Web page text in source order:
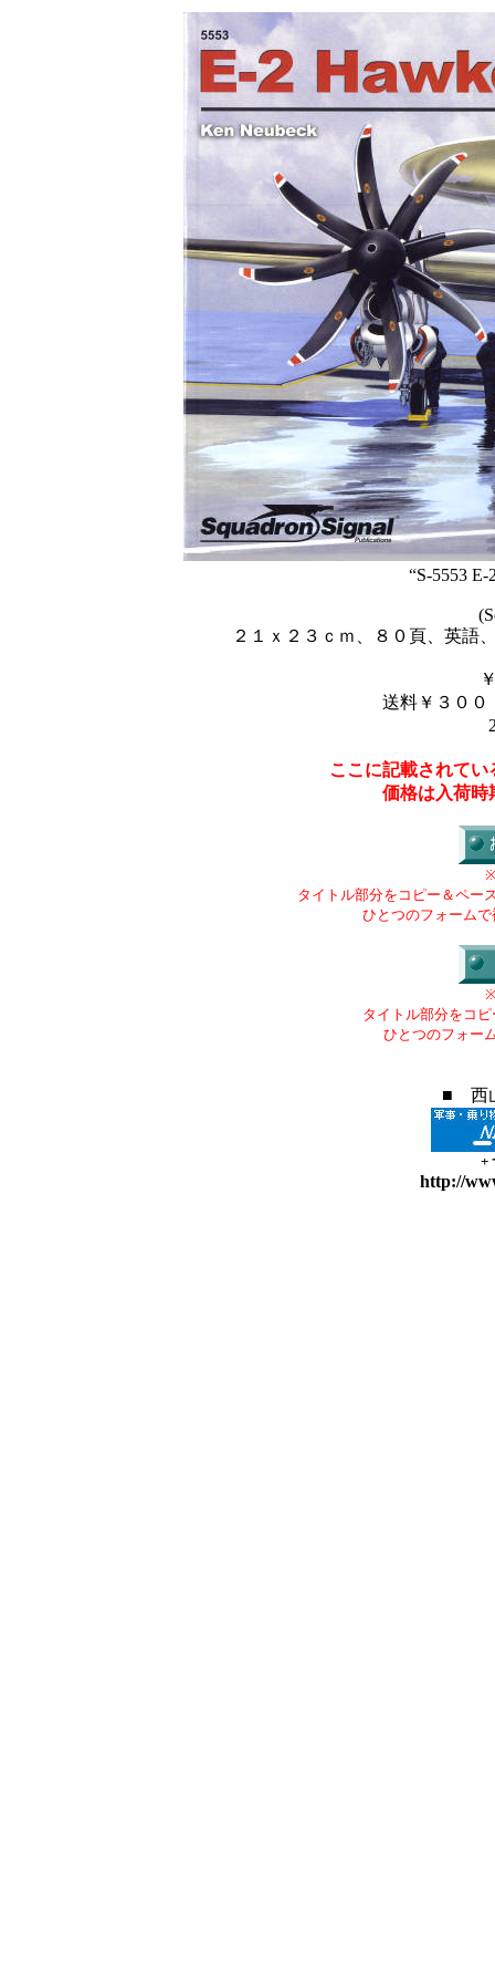
“S-5553 E-
２１ｘ２３ｃｍ、８０頁、英語
送料￥３００
ここに記載されて
価格は入荷時
タイトル部分をコピー＆ペー
ひとつのフォーム
タイトル部分をコ
ひとつのフォー
■ 西
+
http://